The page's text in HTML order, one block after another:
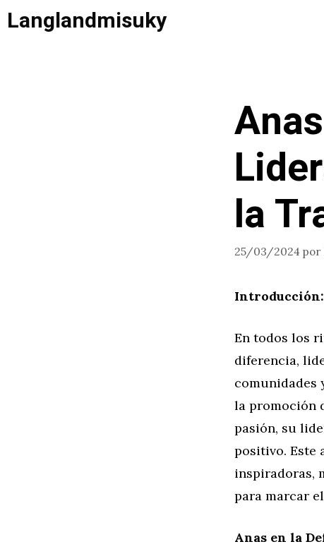
Saltar
alLanglandmisuky
la
25/03/2024 por
Introducción:
En todos los
diferencia,
comunidades
la promoción
pasión, su
positivo. Este
inspiradoras,
para marcar
Anas en la